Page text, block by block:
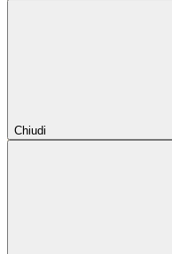
Chiudi